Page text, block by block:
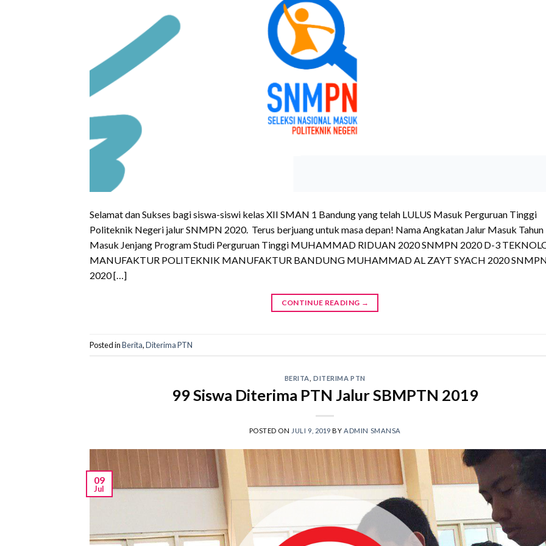
Selamat dan Sukses bagi siswa-siswi kelas XII SMAN 1 Bandung yang telah LULUS Masuk Perguruan Tinggi
Politeknik Negeri jalur SNMPN 2020. Terus berjuang untuk masa depan! Nama Angkatan Jalur Masuk Tahun
Masuk Jenjang Program Studi Perguruan Tinggi MUHAMMAD RIDUAN 2020 SNMPN 2020 D-3
MANUFAKTUR POLITEKNIK MANUFAKTUR BANDUNG MUHAMMAD AL ZAYT SYACH 2020
2020 […]
CONTINUE READING →
Posted inBerita,Diterima PTN
BERITA ,DITERIMA PTN
99 Siswa Diterima PTN Jalur SBMPTN 2019
POSTED ON JULI 9, 2019 BYADMIN SMANSA
09
Jul